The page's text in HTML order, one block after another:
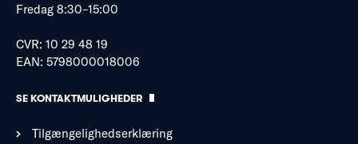
Fredag 8:30–15:00
CVR: 10 29 48 19
EAN: 5798000018006
SE KONTAKTMULIGHEDER
Tilgængelighedserklæring